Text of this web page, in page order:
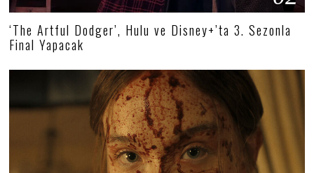
‘The Artful Dodger’, Hulu ve Disney+’ta 3. Sezonla
Final Yapacak